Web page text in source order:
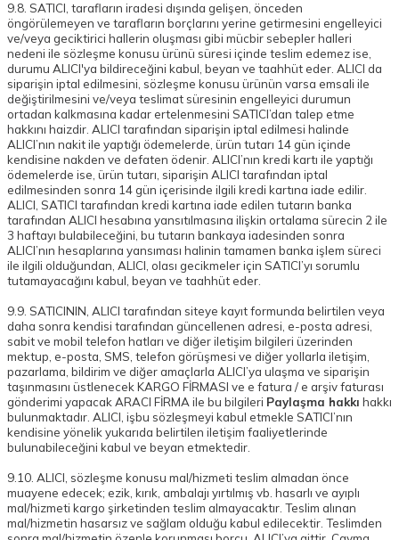
9.8. SATICI, tarafların iradesi dışında gelişen, önceden
öngörülemeyen ve tarafların borçlarını yerine getirmesini engelleyici
ve/veya geciktirici hallerin oluşması gibi mücbir sebepler halleri
nedeni ile sözleşme konusu ürünü süresi içinde teslim edemez ise,
durumu ALICI'ya bildireceğini kabul, beyan ve taahhüt eder. ALICI da
siparişin iptal edilmesini, sözleşme konusu ürünün varsa emsali ile
değiştirilmesini ve/veya teslimat süresinin engelleyici durumun
ortadan kalkmasına kadar ertelenmesini SATICI’dan talep etme
hakkını haizdir. ALICI tarafından siparişin iptal edilmesi halinde
ALICI’nın nakit ile yaptığı ödemelerde, ürün tutarı 14 gün içinde
kendisine nakden ve defaten ödenir. ALICI’nın kredi kartı ile yaptığı
ödemelerde ise, ürün tutarı, siparişin ALICI tarafından iptal
edilmesinden sonra 14 gün içerisinde ilgili kredi kartına iade edilir.
ALICI, SATICI tarafından kredi kartına iade edilen tutarın banka
tarafından ALICI hesabına yansıtılmasına ilişkin ortalama sürecin 2 ile
3 haftayı bulabileceğini, bu tutarın bankaya iadesinden sonra
ALICI’nın hesaplarına yansıması halinin tamamen banka işlem süreci
ile ilgili olduğundan, ALICI, olası gecikmeler için SATICI’yı sorumlu
tutamayacağını kabul, beyan ve taahhüt eder.
9.9. SATICININ, ALICI tarafından siteye kayıt formunda belirtilen veya
daha sonra kendisi tarafından güncellenen adresi, e-posta adresi,
sabit ve mobil telefon hatları ve diğer iletişim bilgileri üzerinden
mektup, e-posta, SMS, telefon görüşmesi ve diğer yollarla iletişim,
pazarlama, bildirim ve diğer amaçlarla ALICI’ya ulaşma ve siparişin
taşınmasını üstlenecek KARGO FİRMASI ve e fatura / e arşiv faturası
gönderimi yapacak ARACI FİRMA ile bu bilgileri Paylaşma hakkı hakkı
bulunmaktadır. ALICI, işbu sözleşmeyi kabul etmekle SATICI’nın
kendisine yönelik yukarıda belirtilen iletişim faaliyetlerinde
bulunabileceğini kabul ve beyan etmektedir.
9.10. ALICI, sözleşme konusu mal/hizmeti teslim almadan önce
muayene edecek; ezik, kırık, ambalajı yırtılmış vb. hasarlı ve ayıplı
mal/hizmeti kargo şirketinden teslim almayacaktır. Teslim alınan
mal/hizmetin hasarsız ve sağlam olduğu kabul edilecektir. Teslimden